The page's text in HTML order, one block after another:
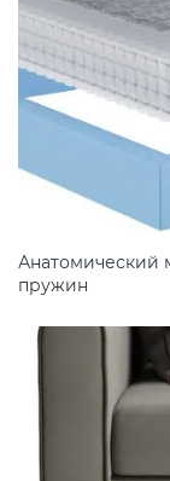
Анатомический
пружин